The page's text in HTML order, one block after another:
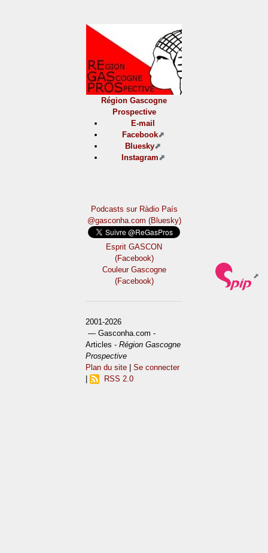
Région Gascogne
Prospective
E-mail
Facebook
Bluesky
Instagram
Podcasts sur Ràdio País
@gasconha.com (Bluesky)
Esprit GASCON
(Facebook)
Couleur Gascogne
(Facebook)
2001-2026
— Gasconha.com -
Articles -Région Gascogne
Prospective
Plan du site |Se connecter
RSS 2.0